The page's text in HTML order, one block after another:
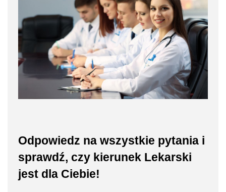
Odpowiedz na wszystkie pytania i
sprawdź, czy kierunek Lekarski
jest dla Ciebie!